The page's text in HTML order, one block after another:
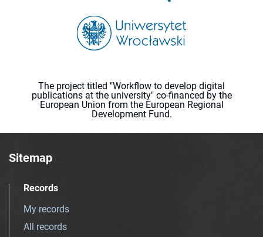
The project titled "Workflow to develop digital
publications at the university" co-financed by the
European Union from the European Regional
Development Fund.
Sitemap
Records
My records
All records